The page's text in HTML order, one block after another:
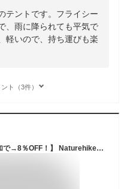
テントです。フライシー
、雨に降られても平気で
軽いので、持ち運びも楽
ト（3件）
【通常5％OFFクーポン！LINE友達追加で→8％OFF！】 Naturehike テント 軽量 1人用 2人用 20D 防水 ナイロン生地 耐水圧4000mm 前室あり アウトドア キャンプ ツーリング 耐風 防風 防雨 防災 野外フェス プロ ソロキャンプ 専用グランドシート付 アルミニウム